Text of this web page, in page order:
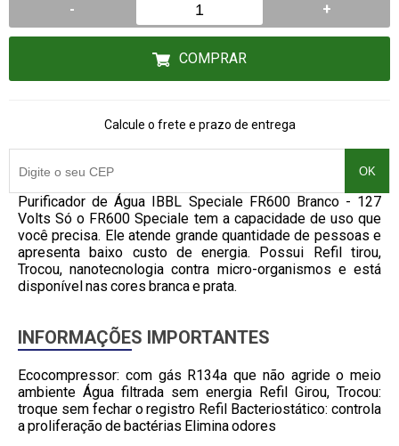
- +
COMPRAR
Calcule o frete e prazo de entrega
OK
Purificador de Água IBBL Speciale FR600 Branco - 127
Volts Só o FR600 Speciale tem a capacidade de uso que
você precisa. Ele atende grande quantidade de pessoas e
apresenta baixo custo de energia. Possui Refil tirou,
Trocou, nanotecnologia contra micro-organismos e está
disponível nas cores branca e prata.
INFORMAÇÕES IMPORTANTES
Ecocompressor: com gás R134a que não agride o meio
ambiente Água filtrada sem energia Refil Girou, Trocou:
troque sem fechar o registro Refil Bacteriostático: controla
a proliferação de bactérias Elimina odores